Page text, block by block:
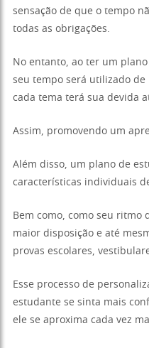
sensação de que o tempo
todas as obrigações.
No entanto, ao ter um
seu tempo será utilizado
cada tema terá sua devida
Assim, promovendo um
Além disso, um plano de
características individuais
Bem como, como seu ritmo
maior disposição e até
provas escolares,
Esse processo de
estudante se sinta mais
ele se aproxima cada vez